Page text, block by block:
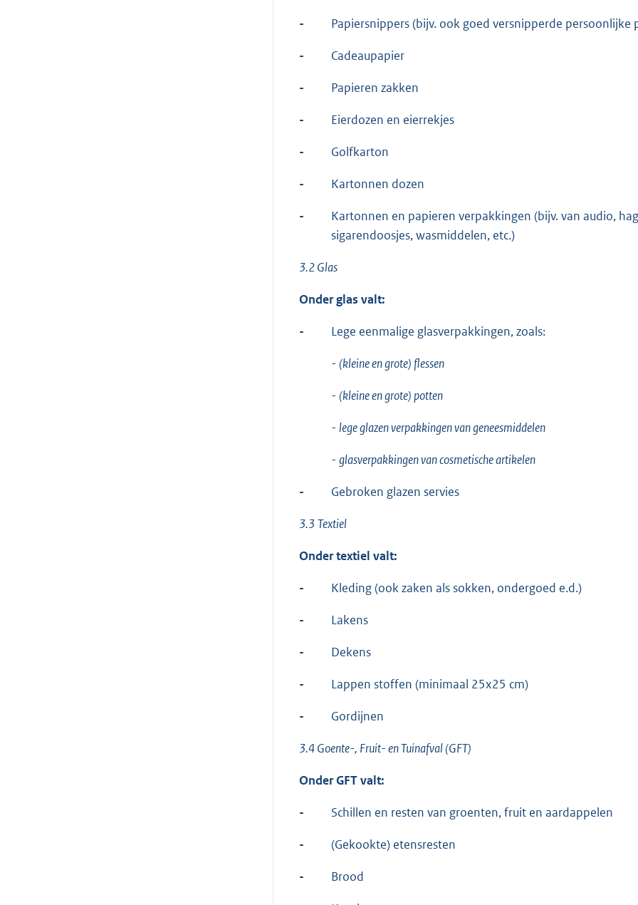
- Papiersnippers (bijv. ook goed versnipperde
- Cadeaupapier
- Papieren zakken
- Eierdozen en eierrekjes
- Golfkarton
- Kartonnen dozen
-
Kartonnen en papieren verpakkingen (bijv. van audio,
sigarendoosjes, wasmiddelen, etc.)
3.2Glas
Onder glas valt:
- Lege eenmalige glasverpakkingen, zoals:
- (kleine en grote) flessen
- (kleine en grote) potten
- lege glazen verpakkingen van geneesmiddelen
- glasverpakkingen van cosmetische artikelen
- Gebroken glazen servies
3.3Textiel
Onder textiel valt:
- Kleding (ook zaken als sokken, ondergoed e.d.)
- Lakens
- Dekens
- Lappen stoffen (minimaal 25x25 cm)
- Gordijnen
3.4Goente-, Fruit- en Tuinafval (GFT)
Onder GFT valt:
- Schillen en resten van groenten, fruit en aardappelen
- (Gekookte) etensresten
- Brood